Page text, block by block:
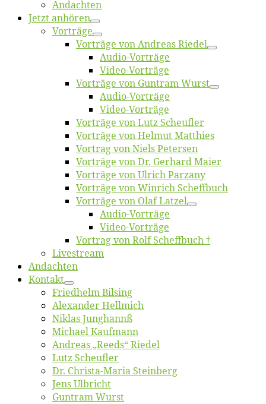
An­dach­ten
Jetzt an­hö­ren
Vor­trä­ge
Vor­trä­ge von An­dre­as Riedel
Au­dio-Vor­trä­ge
Vi­deo-Vor­trä­ge
Vor­trä­ge von Gun­tram Wurst
Au­dio-Vor­trä­ge
Vi­deo-Vor­trä­ge
Vor­trä­ge von Lutz Scheufler
Vor­trä­ge von Hel­mut Matthies
Vor­trag von Niels Petersen
Vor­trä­ge von Dr. Ger­hard Maier
Vor­trä­ge von Ul­rich Parzany
Vor­trä­ge von Win­rich Scheffbuch
Vor­trä­ge von Olaf Latzel
Au­dio-Vor­trä­ge
Vi­deo-Vor­trä­ge
Vor­trag von Rolf Scheffbuch †
Live­stream
An­dach­ten
Kon­takt
Fried­helm Bilsing
Alex­an­der Hellmich
Ni­klas Junghannß
Mi­cha­el Kaufmann
An­dre­as „Reeds“ Riedel
Lutz Scheuf­ler
Dr. Chris­­ta-Ma­ria Steinberg
Jens Ulb­richt
Gun­tram Wurst